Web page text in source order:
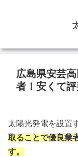
広島県安芸
者！安くて
太陽光発電を設置
取ることで優良業
す。